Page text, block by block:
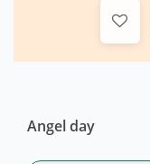
Angel day